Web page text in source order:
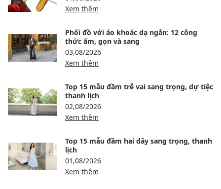
Xem thêm
Phối đồ với áo khoác dạ ngắn: 12 công
thức ấm, gọn và sang
03,08/2026
Xem thêm
Top 15 mẫu đầm trễ vai sang trọng, dự tiệc
thanh lịch
02,08/2026
Xem thêm
Top 15 mẫu đầm hai dây sang trọng, thanh
lịch
01,08/2026
Xem thêm